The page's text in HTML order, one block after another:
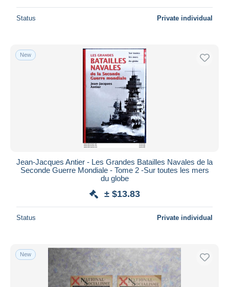
Status Private individual
New
Jean-Jacques Antier - Les Grandes Batailles Navales de la
Seconde Guerre Mondiale - Tome 2 -Sur toutes les mers
du globe
± $13.83
Status Private individual
New